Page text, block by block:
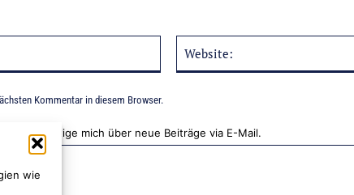
wie
Mail:*
Kommentar in diesem Browser.
Benachrichtige mich über neue Beiträge via E-Mail.